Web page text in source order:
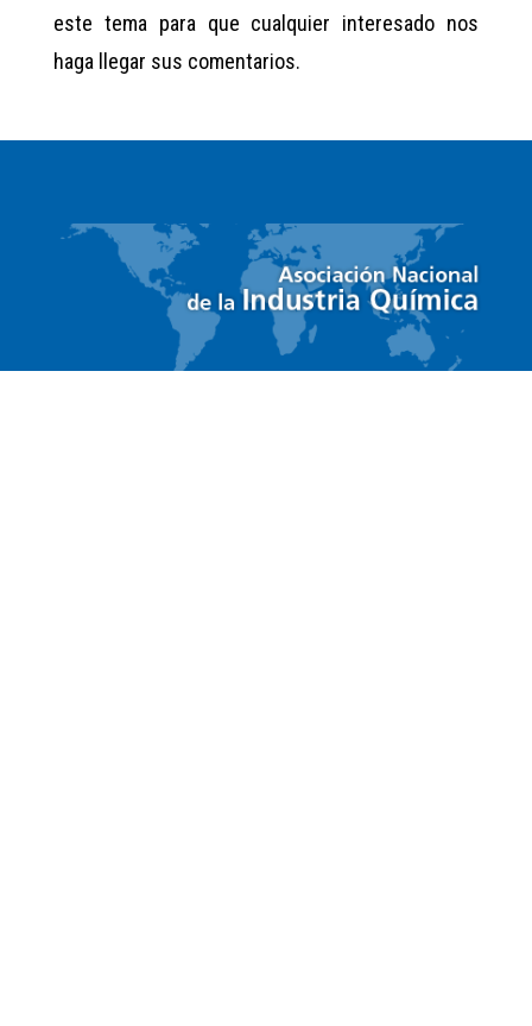
este tema para que cualquier interesado nos
haga llegar sus comentarios.